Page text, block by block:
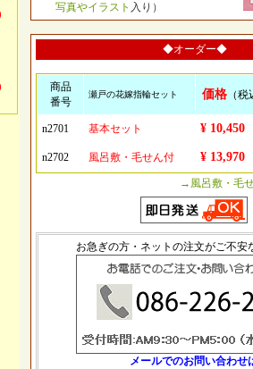
写真やイラスト 入り）
◆オーダー◆
商品
番号
瀬戸の花嫁指輪セット 価格（税
n2701 基本セット ¥ 10,450
n2702 風呂敷・毛せん付 ¥ 13,970
→風呂敷・毛
お急ぎの方・ネットの注文がご不安
メールでのお問い合わせ